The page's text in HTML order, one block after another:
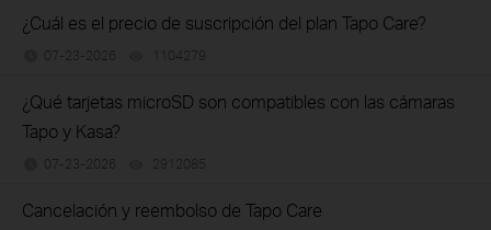
¿Cuál es el precio de suscripción del plan Tapo Care?
07-23-2026 1104279
¿Qué tarjetas microSD son compatibles con las cámaras
Tapo y Kasa?
07-23-2026 2912085
Cancelación y reembolso de Tapo Care